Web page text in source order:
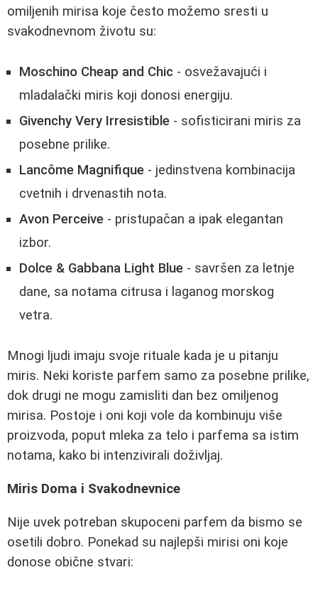
omiljenih mirisa koje često možemo sresti u
svakodnevnom životu su:
Moschino Cheap and Chic - osvežavajući i
mladalački miris koji donosi energiju.
Givenchy Very Irresistible - sofisticirani miris za
posebne prilike.
Lancôme Magnifique - jedinstvena kombinacija
cvetnih i drvenastih nota.
Avon Perceive - pristupačan a ipak elegantan
izbor.
Dolce & Gabbana Light Blue - savršen za letnje
dane, sa notama citrusa i laganog morskog
vetra.
Mnogi ljudi imaju svoje rituale kada je u pitanju
miris. Neki koriste parfem samo za posebne prilike,
dok drugi ne mogu zamisliti dan bez omiljenog
mirisa. Postoje i oni koji vole da kombinuju više
proizvoda, poput mleka za telo i parfema sa istim
notama, kako bi intenzivirali doživljaj.
Miris Doma i Svakodnevnice
Nije uvek potreban skupoceni parfem da bismo se
osetili dobro. Ponekad su najlepši mirisi oni koje
donose obične stvari: